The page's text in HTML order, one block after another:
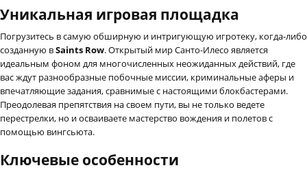
Уникальная игровая площадка
Погрузитесь в самую обширную и интригующую игротеку, когда-либо
созданную вSaints Row. Открытый мир Санто-Илесо является
идеальным фоном для многочисленных неожиданных действий, где
вас ждут разнообразные побочные миссии, криминальные аферы и
впечатляющие задания, сравнимые с настоящими блокбастерами.
Преодолевая препятствия на своем пути, вы не только ведете
перестрелки, но и осваиваете мастерство вождения и полетов с
помощью вингсьюта.
Ключевые особенности